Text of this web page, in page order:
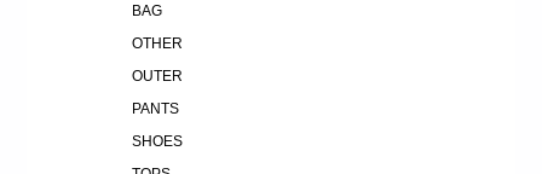
BAG
OTHER
OUTER
PANTS
SHOES